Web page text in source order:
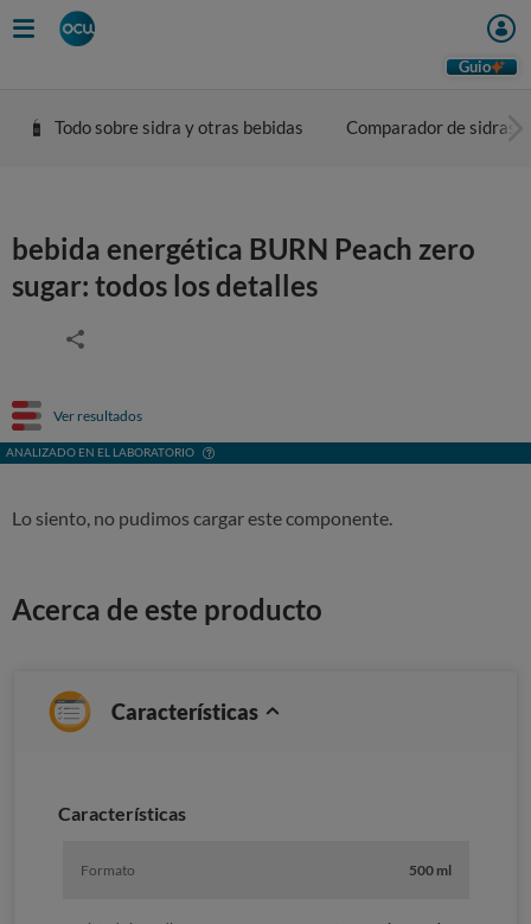
Guio
Todo sobre sidra y otras bebidas Comparador de sidras
bebida energética BURN Peach zero
sugar: todos los detalles
Ver resultados
ANALIZADO EN EL LABORATORIO
Lo siento, no pudimos cargar este componente.
Acerca de este producto
Características
Caracterí­sticas
Formato 500 ml